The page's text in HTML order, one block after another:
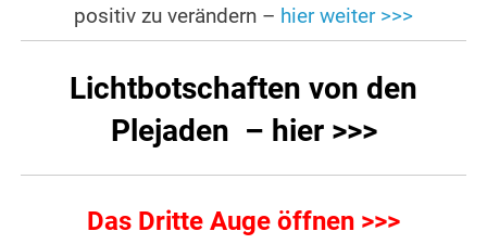
positiv zu verändern – hier weiter >>>
Lichtbotschaften von den
Plejaden – hier >>>
Das Dritte Auge öffnen >>>